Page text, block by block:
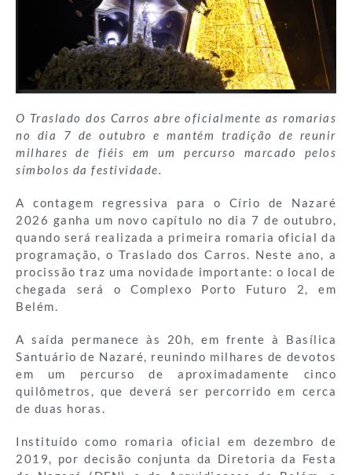
O Traslado dos Carros abre oficialmente as romarias
no dia 7 de outubro e mantém tradição de reunir
milhares de fiéis em um percurso marcado pelos
símbolos da festividade.
A contagem regressiva para o Círio de Nazaré
2026 ganha um novo capítulo no dia 7 de outubro,
quando será realizada a primeira romaria oficial da
programação, o Traslado dos Carros. Neste ano, a
procissão traz uma novidade importante: o local de
chegada será o Complexo Porto Futuro 2, em
Belém.
A saída permanece às 20h, em frente à Basílica
Santuário de Nazaré, reunindo milhares de devotos
em um percurso de aproximadamente cinco
quilômetros, que deverá ser percorrido em cerca
de duas horas.
Instituído como romaria oficial em dezembro de
2019, por decisão conjunta da Diretoria da Festa